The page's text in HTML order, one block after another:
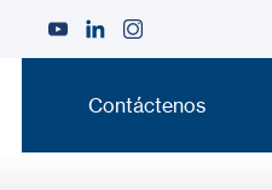
Contáctenos